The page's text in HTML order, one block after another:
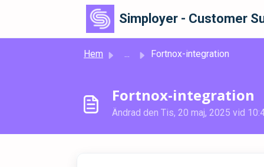
Hoppa över till huvudinnehåll
Simployer - Customer
Hem ... Fortnox-integration
Fortnox-integration
Ändrad den Tis, 20 maj, 2025 vid